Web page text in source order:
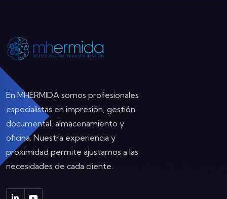
En MHERMIDA somos profesionales
especialistas en impresión, gestión
documental, almacenamiento y
oficina. Nuestra experiencia y
proximidad permite ajustarnos a las
necesidades de cada cliente.